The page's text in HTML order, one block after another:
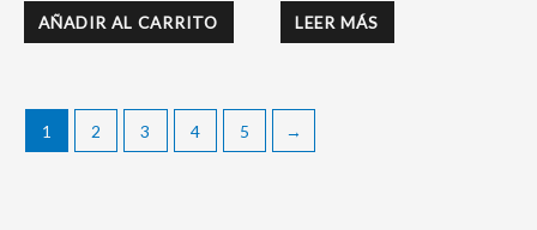
AÑADIR AL CARRITO LEER MÁS
1 2 3 4 5 →